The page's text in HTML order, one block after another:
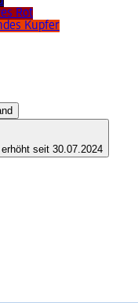
Rot
Kupfer
seit 30.07.2024